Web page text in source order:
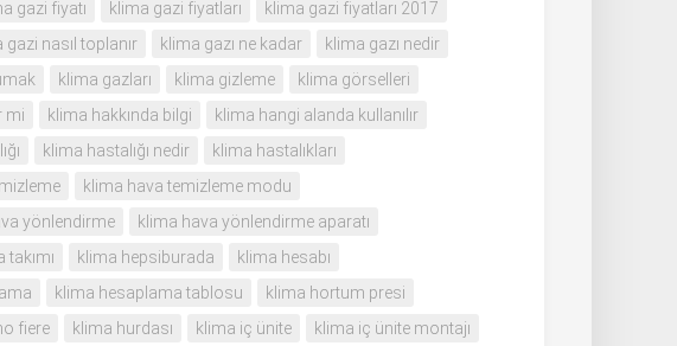
gazi fiyatı klima gazi fiyatları
klima gazi fiyatları 2017
gazi nasıl toplanır klima gazı ne kadar
klima gazı nedir
klima gazları klima gizleme
klima görselleri
mi klima hakkında bilgi
klima hangi alanda kullanılır
klima hastalığı nedir
klima hastalıkları
klima hava temizleme modu
yönlendirme
klima hava yönlendirme aparatı
klima hepsiburada
klima hesabı
klima hesaplama tablosu
klima hortum presi
fiere klima hurdası klima iç ünite klima iç ünite montajı